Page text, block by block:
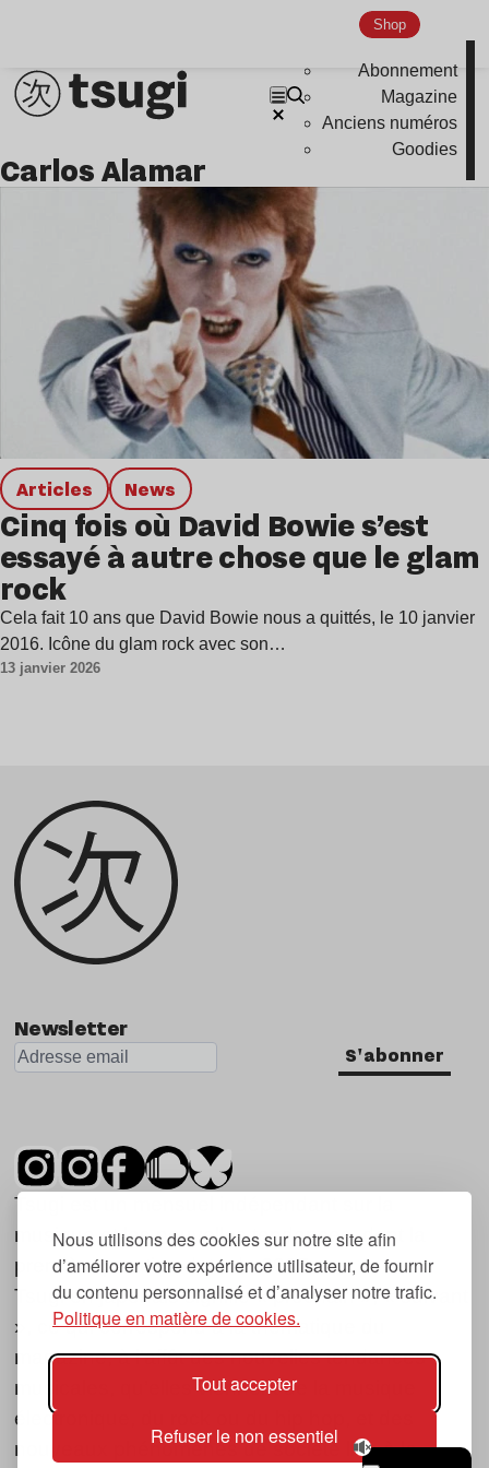
Nous utilisons des cookies sur notre site afin
d’améliorer votre expérience utilisateur, de fournir
du contenu personnalisé et d’analyser notre trafic.
Politique en matière de cookies.
Tout accepter
Refuser le non essentiel
Shop
Abonnement
Magazine
Anciens numéros
Goodies
Indie
Carlos Alamar
Articles news
Cinq fois où David Bowie s’est
essayé à autre chose que le glam
rock
Cela fait 10 ans que David Bowie nous a quittés, le 10 janvier
2016. Icône du glam rock avec son…
13 janvier 2026
Newsletter
S'abonner
Tsugi est un mensuel indépendant sur la
musique et les nouvelles tendances, dont la
première parution date de 2007.
Tsugi en japonais signifie « prochain », « suivant
», ce qui correspond à la thématique du
magazine, à l’affût des nouvelles tendances
musicales, qu’elles viennent de la musique
électronique, du rock ou du hip hop, et des
nouveaux phénomènes de société liés à la